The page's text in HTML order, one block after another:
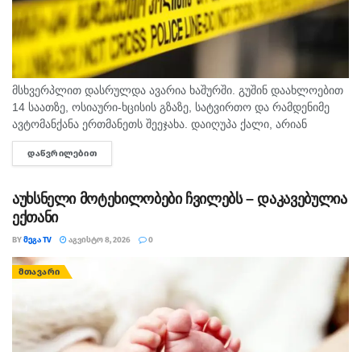
მსხვერპლით დასრულდა ავარია ხაშურში. გუშინ დაახლოებით
14 საათზე, ოსიაური-ხცისის გზაზე, სატვირთო და რამდენიმე
ავტომანქანა ერთმანეთს შეეჯახა. დაიღუპა ქალი, არიან
დაშავებულებიც. შსს-ს ინფორმაციით, გამოძიება 276-ე მუხლის
მე-6 ნაწილით მიმდინარეობს.
ᲓᲐᲬᲕᲠᲘᲚᲔᲑᲘᲗ
აუხსნელი მოტეხილობები ჩვილებს – დაკავებულია
ექთანი
BYᲛᲔᲒᲐ TV ᲐᲒᲕᲘᲡᲢᲝ 8, 2026 0
ᲛᲗᲐᲕᲐᲠᲘ